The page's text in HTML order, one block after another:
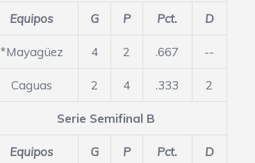
Equipos G P Pct. D
*Mayagüez 4 2 .667 --
Caguas 2 4 .333 2
Serie Semifinal B
Equipos G P Pct. D